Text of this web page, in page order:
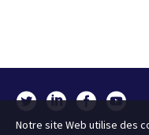
Notre site Web utilise des